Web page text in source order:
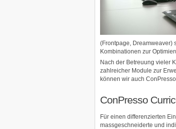
(Frontpage, Dreamweaver)
Kombinationen zur
Nach der Betreuung vieler
zahlreicher Module zur
können wir auch
ConPresso
Für einen differenzierten
massgeschneiderte und